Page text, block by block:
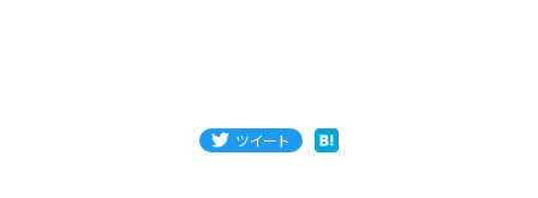
ツイート